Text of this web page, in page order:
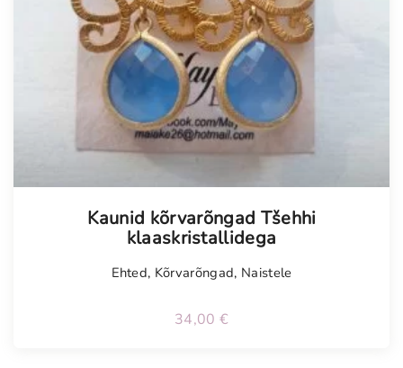
Kaunid kõrvarõngad Tšehhi
klaaskristallidega
Ehted, Kõrvarõngad, Naistele
34,00 €